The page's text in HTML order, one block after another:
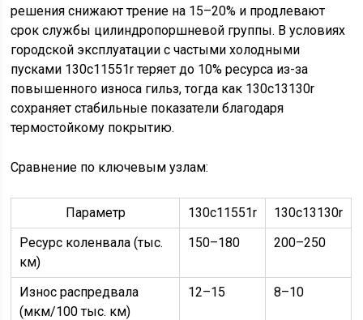
решения снижают трение на 15–20% и продлевают
срок службы цилиндропоршневой группы. В условиях
городской эксплуатации с частыми холодными
пусками 130c11551r теряет до 10% ресурса из-за
повышенного износа гильз, тогда как 130c13130r
сохраняет стабильные показатели благодаря
термостойкому покрытию.
Сравнение по ключевым узлам:
Параметр 130c11551r
130c13130r
Ресурс коленвала (тыс.
км)
150–180 200–250
Износ распредвала
(мкм/100 тыс. км)
12–15 8–10